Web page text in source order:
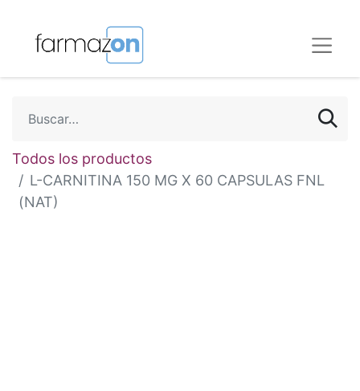
Todos los productos
L-CARNITINA 150 MG X 60 CAPSULAS FNL
(NAT)